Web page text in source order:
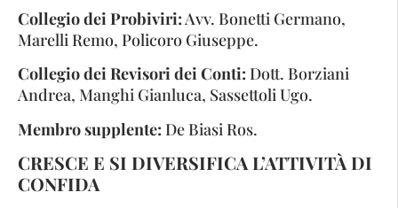
Collegio dei Probiviri:Avv. Bonetti Germano,
Marelli Remo, Policoro Giuseppe.
Collegio dei Revisori dei Conti: Dott. Borziani
Andrea, Manghi Gianluca, Sassettoli Ugo.
Membro supplente: De Biasi Ros.
CRESCE E SI DIVERSIFICA L’ATTIVITÀ DI
CONFIDA